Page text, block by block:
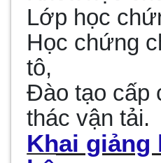
Lớp học
Học chứng
tô,
Đào tạo cấp
thác vận tải.
Khai